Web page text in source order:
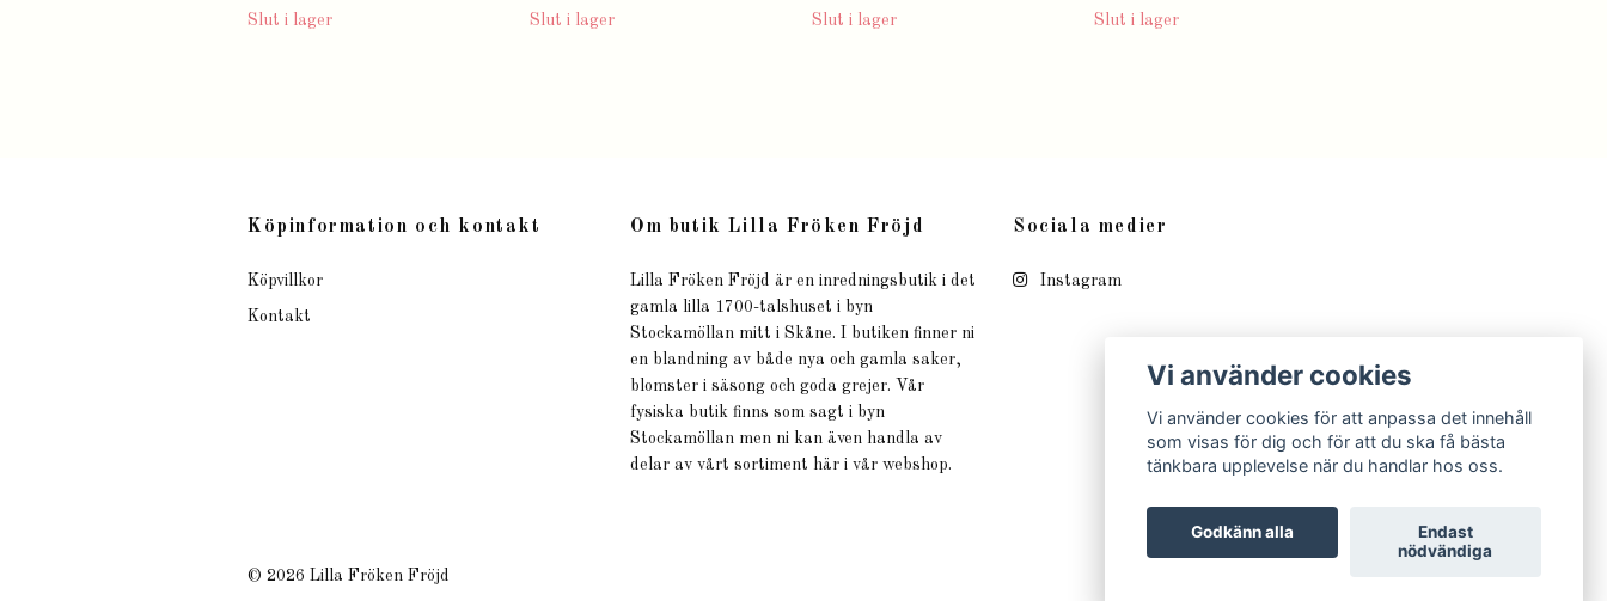
Slut i lager Slut i lager Slut i lager Slut i lager
Köpinformation och kontakt
Köpvillkor
Kontakt
Om butik Lilla Fröken Fröjd
Lilla Fröken Fröjd är en inredningsbutik i det
gamla lilla 1700-talshuset i byn
Stockamöllan mitt i Skåne. I butiken finner ni
en blandning av både nya och gamla saker,
blomster i säsong och goda grejer. Vår
fysiska butik finns som sagt i byn
Stockamöllan men ni kan även handla av
delar av vårt sortiment här i vår webshop.
Sociala medier
Instagram
© 2026 Lilla Fröken Fröjd
Vi använder cookies
Vi använder cookies för att anpassa det innehåll
som visas för dig och för att du ska få bästa
tänkbara upplevelse när du handlar hos oss.
Godkänn alla
Endast
nödvändiga